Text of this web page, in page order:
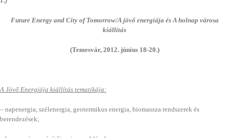
Future Energy and City of Tomorrow/A jövő energiája és A holnap városa
kiállítás
(Temesvár, 2012. június 18-20.)
A Jövő Energiája kiállítás tematikája:
– napenergia, szélenergia, geotermikus energia, biomassza rendszerek és
berendezések;